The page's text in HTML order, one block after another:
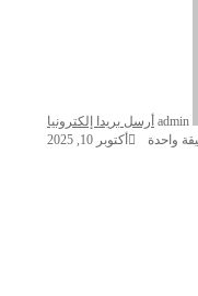
admin
أرسل بريدا إلكترونيا
أكتوبر 10, 2025
واحدة